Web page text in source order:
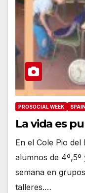
PROSOCIAL WEEK
La vida es
En el Cole Pio
alumnos de
semana en
talleres.…